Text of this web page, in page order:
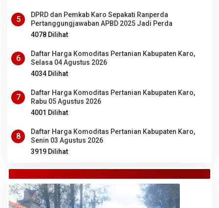
5
DPRD dan Pemkab Karo Sepakati Ranperda
Pertanggungjawaban APBD 2025 Jadi Perda
4078 Dilihat
6
Daftar Harga Komoditas Pertanian Kabupaten Karo,
Selasa 04 Agustus 2026
4034 Dilihat
7
Daftar Harga Komoditas Pertanian Kabupaten Karo,
Rabu 05 Agustus 2026
4001 Dilihat
8
Daftar Harga Komoditas Pertanian Kabupaten Karo,
Senin 03 Agustus 2026
3919 Dilihat
TANAH KARO